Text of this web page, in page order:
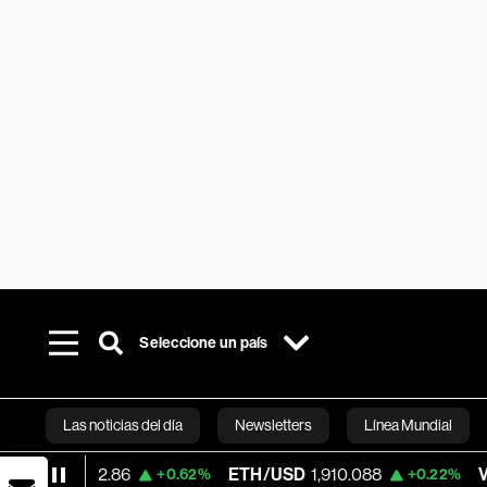
Seleccione un país
Las noticias del día Newsletters Línea Mundial
Bloomberg
+0.62% ETH/USD 1,910.088 +0.22% Visa 370.47